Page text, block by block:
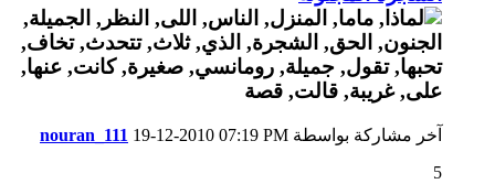
آخر مشاركة بواسطة nouran_111 19-12-2010 07:19 PM
5